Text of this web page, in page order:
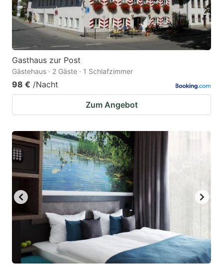
Gasthaus zur Post
Gästehaus · 2 Gäste · 1 Schlafzimmer
98 € /Nacht
Zum Angebot